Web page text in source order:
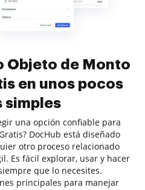
Objeto de Monto
en unos pocos
simples
una opción confiable para
DocHub está diseñado
otro proceso relacionado
Es fácil explorar, usar y hacer
que lo necesites.
principales para manejar